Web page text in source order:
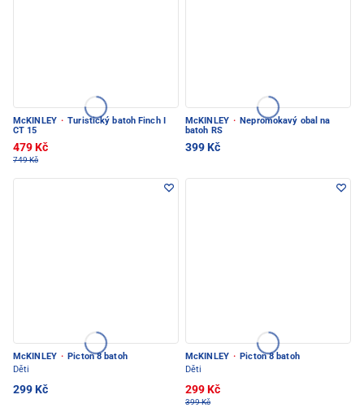
McKINLEY · Turistický batoh Finch I
CT 15
479 Kč
749 Kč
McKINLEY · Nepromokavý obal na
batoh RS
399 Kč
McKINLEY · Picton 8 batoh
Děti
299 Kč
McKINLEY · Picton 8 batoh
Děti
299 Kč
399 Kč